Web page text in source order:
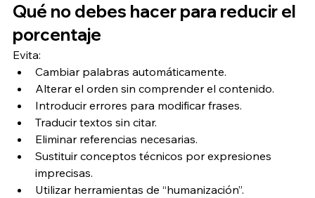
Qué no debes hacer para reducir el
porcentaje
Evita:
Cambiar palabras automáticamente.
Alterar el orden sin comprender el contenido.
Introducir errores para modificar frases.
Traducir textos sin citar.
Eliminar referencias necesarias.
Sustituir conceptos técnicos por expresiones
imprecisas.
Utilizar herramientas de “humanización”.